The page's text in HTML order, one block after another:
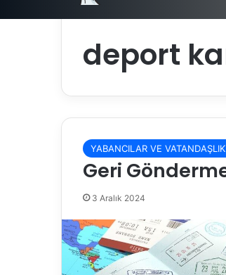
deport
YABANCILAR VE
Geri
3 Aralık 2024